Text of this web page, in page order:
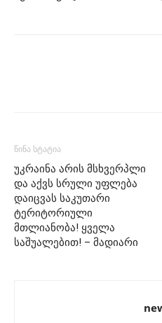
წინა სტატია
უკრაინა არის მსხვერპლი
და აქვს სრული უფლება
დაიცვას საკუთარი
ტერიტორიული
მთლიანობა! ყველა
საშუალებით! – მადიარი